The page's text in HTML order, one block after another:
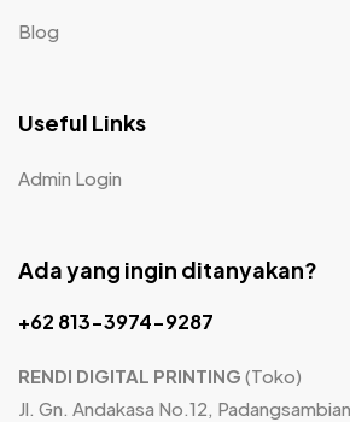
Blog
Useful Links
Admin Login
Ada yang ingin ditanyakan?
+62 813-3974-9287
RENDI DIGITAL PRINTING (Toko)
Jl. Gn. Andakasa No.12,